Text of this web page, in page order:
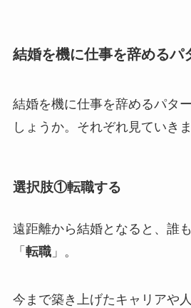
結婚を機に仕事を辞めるパ
結婚を機に仕事を辞めるパタ
しょうか。それぞれ見ていきま
選択肢①転職する
遠距離から結婚となると、誰
「 転職」。
今まで築き上げたキャリアや